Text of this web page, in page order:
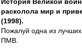
расколола мир и
(1998).
Пожалуй одна из
ПМВ.